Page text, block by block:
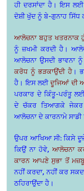
ਹੀ ਦਰਸਾਂਦਾ ਹੈ। ਇਸ
ਦੋਸ਼ੀ ਖੁੱਦ ਨੂੰ ਬੇ-ਗੁਨਾਹ ਸਿੱਧ
ਆਲੋਚਨਾ ਬਹੁਤ ਖਤਰਨਾਕ
ਨੂੰ ਜ਼ਖਮੀ ਕਰਦੀ ਹੈ।
ਆਲੋਚਨਾ ਉਸਦੀ ਭਾਵਨਾ
ਕਰੋਧ ਨੂੰ ਭੜਕਾਉਂਦੀ ਹੈ।
ਹੈ। ਇਸ ਲਈਦੂਜਿਆਂ ਦੀ
ਪਰਕਾਰ ਦੇ ਕਿੰਤੂ-ਪਰੰਤੂ
ਦੇ ਚੱਕਰ ਤਿਆਗਕੇ ਜੇਕਰ
ਆਲੋਚਨਾ ਦੇ ਕਾਰਨਾਮੇ
ਉਪਰ ਆਖਿਆ ਸੀ: ਕਿਸੇ ਦੂਜੇ
ਕਿਉਂ ਨਾ ਹੋਵੇ,ਆਲੋਚਨਾ
ਕਾਰਨ ਆਪਣੇ ਸੁਭਾ ਤੋਂ
ਨਹੀਂ ਕਰਦਾ, ਨਹੀਂ ਕਰ
ਠਹਿਰਾਉਂਦਾ ਹੈ।